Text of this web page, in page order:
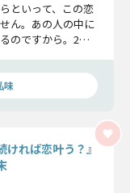
といって、この恋
ん。あの人の中に
のですから。2人
味
れば恋叶う？』